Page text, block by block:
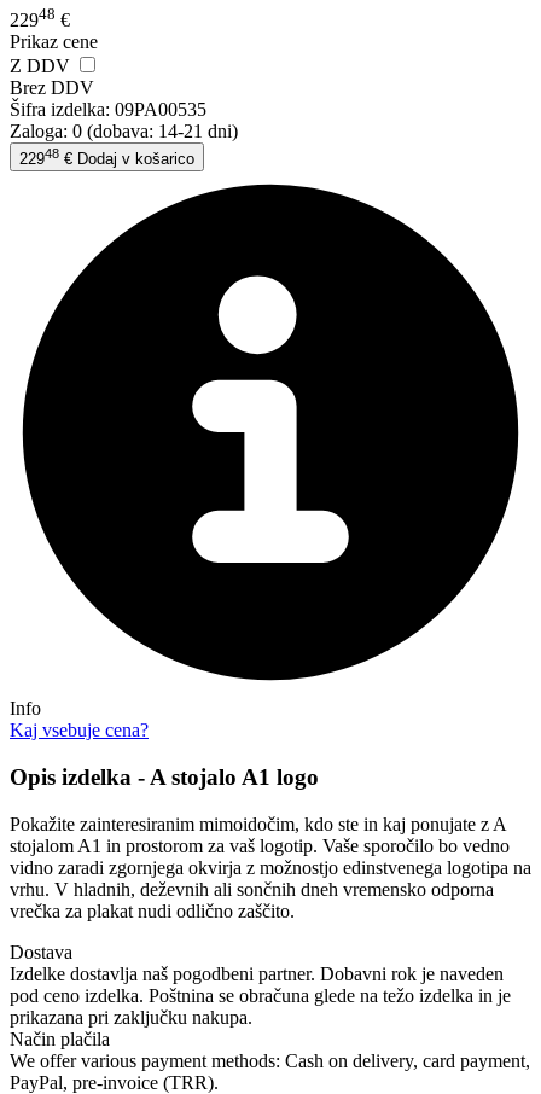
22948 €
Prikaz cene
Z DDV
Brez DDV
Šifra izdelka: 09PA00535
Zaloga: 0 (dobava: 14-21 dni)
22948 € Dodaj v košarico
Info
Kaj vsebuje cena?
Opis izdelka - A stojalo A1 logo
Pokažite zainteresiranim mimoidočim, kdo ste in kaj ponujate z A
stojalom A1 in prostorom za vaš logotip. Vaše sporočilo bo vedno
vidno zaradi zgornjega okvirja z možnostjo edinstvenega logotipa na
vrhu. V hladnih, deževnih ali sončnih dneh vremensko odporna
vrečka za plakat nudi odlično zaščito.
Dostava
Izdelke dostavlja naš pogodbeni partner. Dobavni rok je naveden
pod ceno izdelka. Poštnina se obračuna glede na težo izdelka in je
prikazana pri zaključku nakupa.
Način plačila
We offer various payment methods: Cash on delivery, card payment,
PayPal, pre-invoice (TRR).